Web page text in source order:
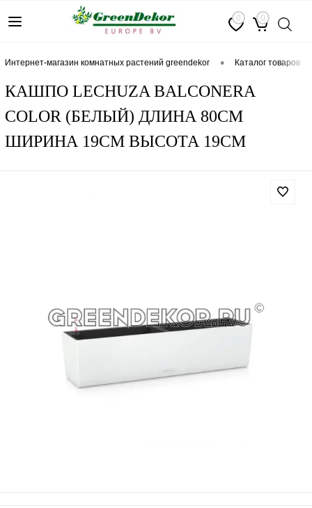
0 0
интернет-магазин комнатных растений greendekor • каталог товаров
КАШПО LECHUZA BALCONERA
COLOR (БЕЛЫЙ) ДЛИНА 80СМ
ШИРИНА 19СМ ВЫСОТА 19СМ